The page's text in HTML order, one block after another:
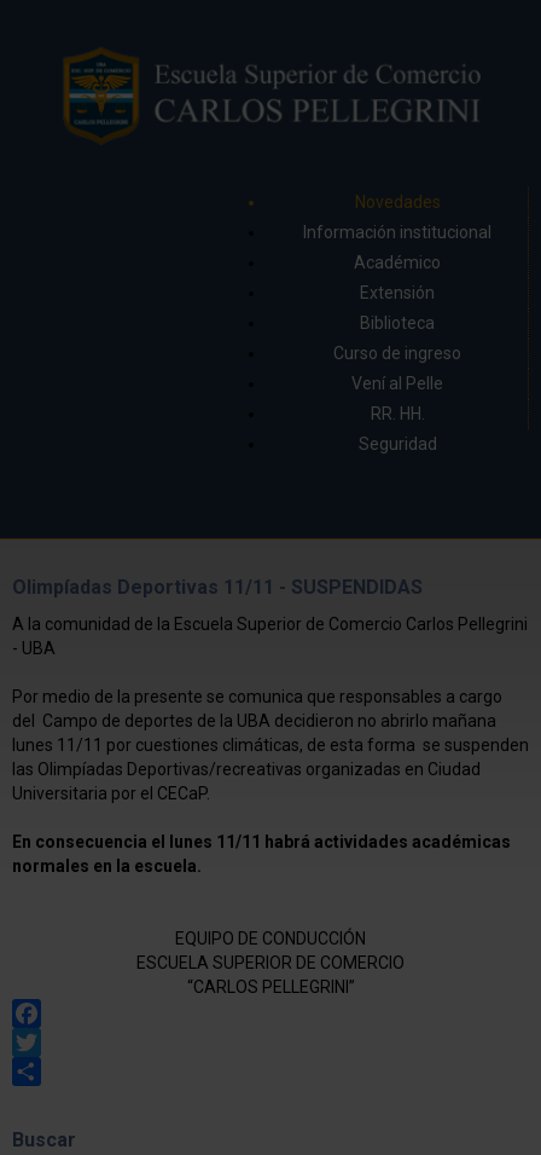
Novedades
Información institucional
Académico
Extensión
Biblioteca
Curso de ingreso
Vení al Pelle
RR. HH.
Seguridad
Olimpíadas Deportivas 11/11 - SUSPENDIDAS
A la comunidad de la Escuela Superior de Comercio Carlos Pellegrini
- UBA
Por medio de la presente se comunica que responsables a cargo
del Campo de deportes de la UBA decidieron no abrirlo mañana
lunes 11/11 por cuestiones climáticas, de esta forma se suspenden
las Olimpíadas Deportivas/recreativas organizadas en Ciudad
Universitaria por el CECaP.
En consecuencia el lunes 11/11 habrá actividades académicas
normales en la escuela.
EQUIPO DE CONDUCCIÓN
ESCUELA SUPERIOR DE COMERCIO
“CARLOS PELLEGRINI”
Facebook
Twitter
Buscar